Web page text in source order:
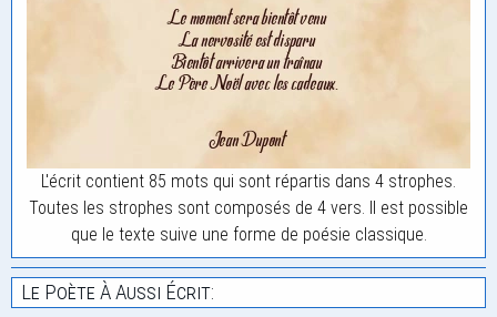
L'écrit contient 85 mots qui sont répartis dans 4 strophes.
Toutes les strophes sont composés de 4 vers. Il est possible
que le texte suive une forme de poésie classique.
Le Poète À Aussi Écrit: